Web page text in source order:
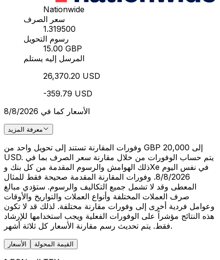
Nationwide
سعر الصرف
1.319500
رسوم التحويل
15.00 GBP
المرسل إليه يستلم
26,370.20 USD
-359.79 USD
الأسعار كما في 8/8/2026
معرفة المزيد
وفورات المقارنة تستند إلى تحويل واحد من GBP 20,000 إلى
USD. يتم حساب الوفورات من خلال مقارنة سعر الصرف بما في
ذلك الهوامش والرسوم المقدمة من كل بنك وXe في نفس اليوم
8/8/2026. وفورات المقارنة المقدمة صحيحة فقط للمثال
المعطى وقد لا تشمل جميع التكاليف والرسوم. ستؤدي مبالغ
صرف العملات المختلفة وأنواع العملات والتواريخ والأوقات
وعوامل فردية أخرى إلى وفورات مقارنة مختلفة. لذلك قد لا تكون
هذه النتائج مؤشراً على الوفورات الفعلية ويجب استخدامها للإرشاد
فقط. يتم تحديث رسم مقارنة الأسعار كل ثلاثة أشهر.
الأسعار القيمة المحولة